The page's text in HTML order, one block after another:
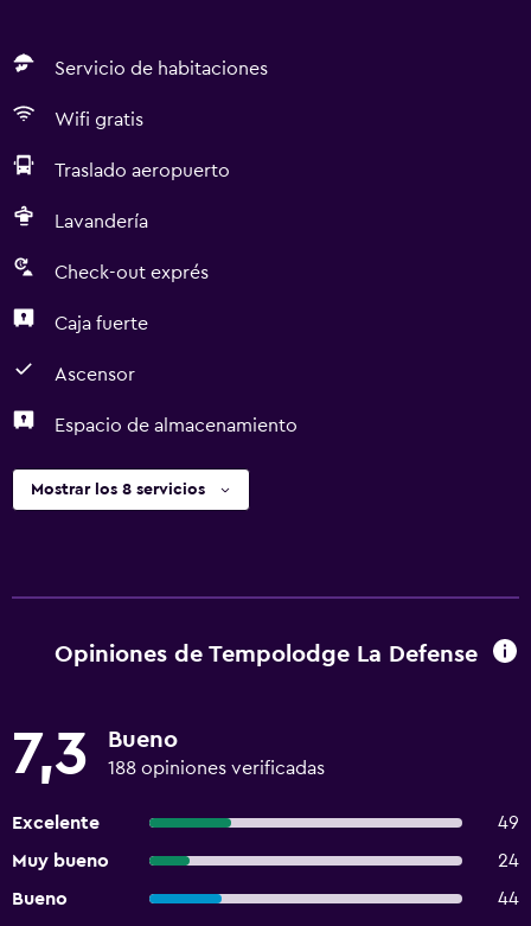
Servicio de habitaciones
Wifi gratis
Traslado aeropuerto
Lavandería
Check-out exprés
Caja fuerte
Ascensor
Espacio de almacenamiento
Mostrar los 8 servicios
Opiniones de Tempolodge La Defense
7,3 Bueno
188 opiniones verificadas
Excelente
49
Muy bueno
24
Bueno
44